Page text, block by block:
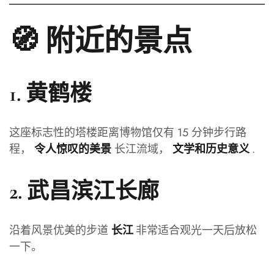
🧭 附近的景点
1. 黄鹤楼
这座标志性的塔楼距离博物馆仅有 15 分钟步行路
程， 令人惊叹的美景 长江流域， 文学和历史意义.
2. 武昌滨江长廊
沿着风景优美的步道 长江 非常适合观光一天后放松
一下。